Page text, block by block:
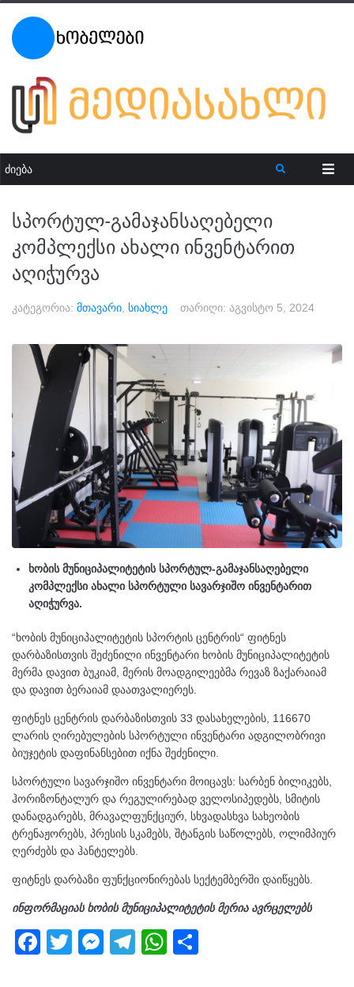
სპორტულ-გამაჯანსაღებელი
კომპლექსი ახალი ინვენტარით
აღიჭურვა
კატეგორია: მთავარი სიახლე თარიღი: აგვისტო 5, 2024
ხობის მუნიციპალიტეტის სპორტულ-გამაჯანსაღებელი
კომპლექსი ახალი სპორტული სავარჯიშო ინვენტარით
აღიჭურვა.
“ხობის მუნიციპალიტეტის სპორტის ცენტრის“ ფიტნეს
დარბაზისთვის შეძენილი ინვენტარი ხობის მუნიციპალიტეტის
მერმა დავით ბუკიამ, მერის მოადგილეებმა რევაზ ზაქარაიამ
და დავით ბერაიამ დაათვალიერეს.
ფიტნეს ცენტრის დარბაზისთვის 33 დასახელების, 116670
ლარის ღირებულების სპორტული ინვენტარი ადგილობრივი
ბიუჯეტის დაფინანსებით იქნა შეძენილი.
სპორტული სავარჯიშო ინვენტარი მოიცავს: სარბენ ბილიკებს,
ჰორიზონტალურ და რეგულირებად ველოსიპედებს, სმიტის
დანადგარებს, მრავალფუნქციურ, სხვადასხვა სახეობის
ტრენაჟორებს, პრესის სკამებს, შტანგის საწოლებს, ოლიმპიურ
ღერძებს და ჰანტელებს.
ფიტნეს დარბაზი ფუნქციონირებას სექტემბერში დაიწყებს.
ინფორმაციას ხობის მუნიციპალიტეტის მერია ავრცელებს
F
T
M
T
W